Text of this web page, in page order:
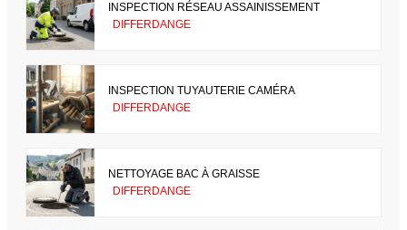
INSPECTION RÉSEAU ASSAINISSEMENT
DIFFERDANGE
INSPECTION TUYAUTERIE CAMÉRA
DIFFERDANGE
NETTOYAGE BAC À GRAISSE
DIFFERDANGE